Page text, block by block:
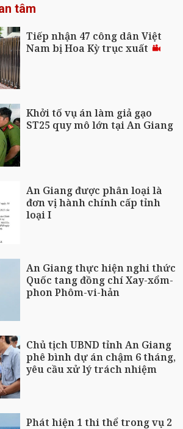
tâm
Tiếp nhận 47 công dân Việt
Nam bị Hoa Kỳ trục xuất
Khởi tố vụ án làm giả gạo
ST25 quy mô lớn tại An Giang
An Giang được phân loại là
đơn vị hành chính cấp tỉnh
loại I
An Giang thực hiện nghi thức
Quốc tang đồng chí Xay-xổm-
phon Phôm-vi-hản
Chủ tịch UBND tỉnh An Giang
phê bình dự án chậm 6 tháng,
yêu cầu xử lý trách nhiệm
Phát hiện 1 thi thể trong vụ 2